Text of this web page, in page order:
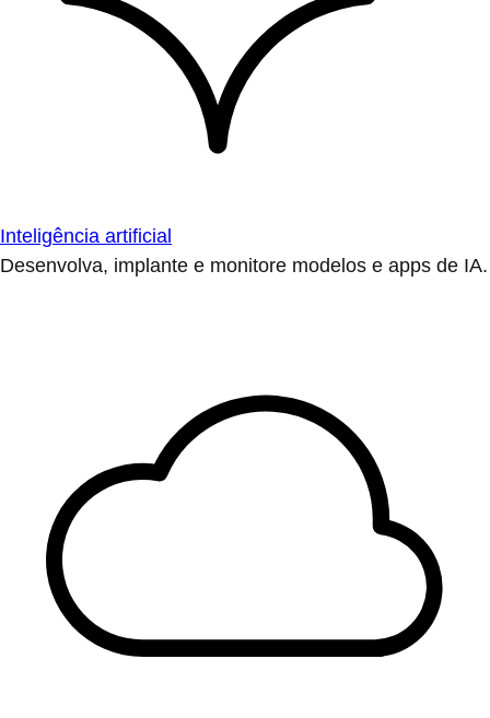
Inteligência artificial
Desenvolva, implante e monitore modelos e apps de IA.